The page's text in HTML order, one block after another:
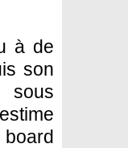
à de
son
sous